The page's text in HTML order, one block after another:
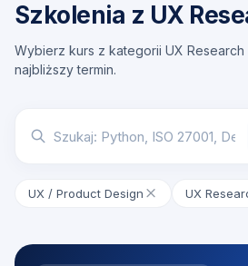
Szkolenia z UX
Wybierz kurs z kategorii UX Research
najbliższy termin.
UX / Product Design UX